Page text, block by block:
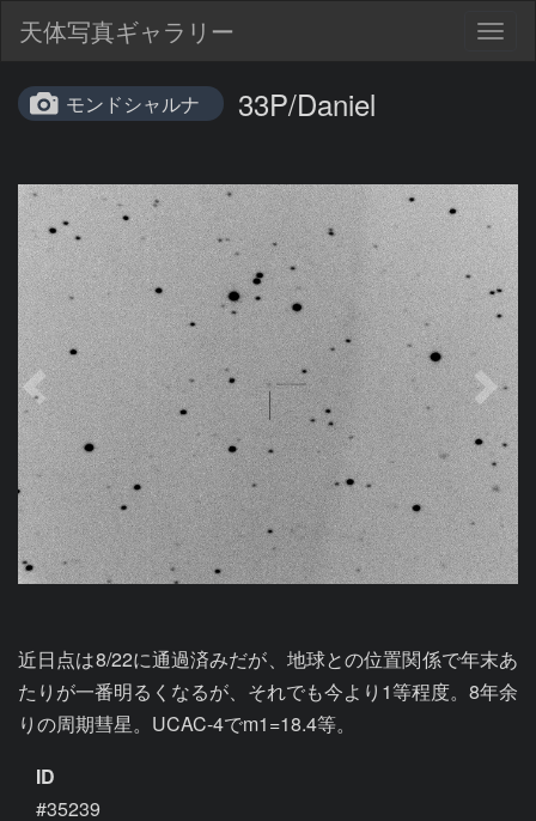
天体写真ギャラリー
モンドシャルナ 33P/Daniel
近日点は8/22に通過済みだが、地球との位置関係で年末あ
たりが一番明るくなるが、それでも今より1等程度。8年余
りの周期彗星。UCAC-4でm1=18.4等。
ID
#35239